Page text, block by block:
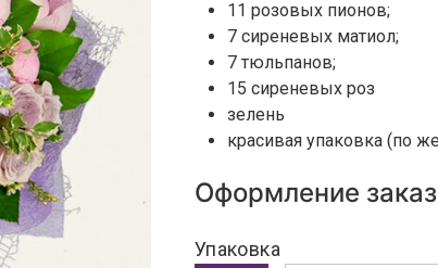
11 розовых пионов;
7 сиреневых матиол;
7 тюльпанов;
15 сиреневых роз
зелень
красивая упаковка (по
Оформление
Упаковка